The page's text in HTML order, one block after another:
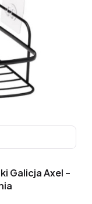
Galicja Axel –